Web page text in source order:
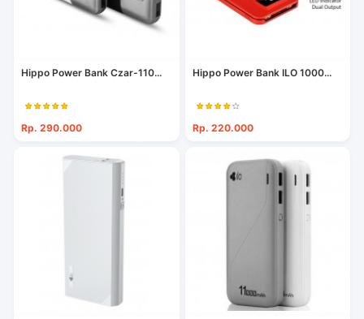
Hippo Power Bank Czar-110...
Rp. 290.000
Hippo Power Bank ILO 1000...
Rp. 220.000